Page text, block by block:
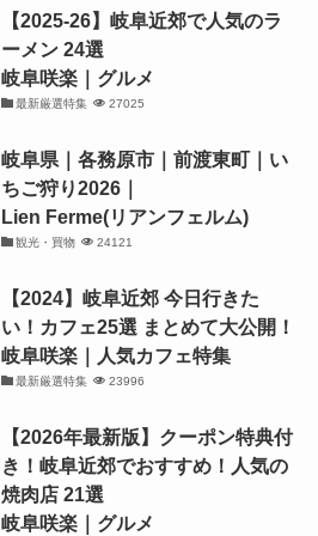
【2025-26】岐阜近郊で人気のラ
ーメン 24選
岐阜咲楽｜グルメ
最新厳選特集 27025
岐阜県｜各務原市｜前渡東町｜い
ちご狩り2026｜
Lien Ferme(リアンフェルム)
観光・買物 24121
【2024】岐阜近郊 今日行きた
い！カフェ25選 まとめて大公開！
岐阜咲楽｜人気カフェ特集
最新厳選特集 23996
【2026年最新版】クーポン特典付
き！岐阜近郊でおすすめ！人気の
焼肉店 21選
岐阜咲楽｜グルメ